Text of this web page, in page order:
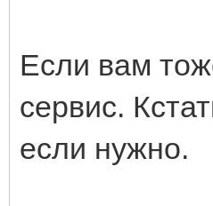
Если вам
сервис.
если нужно.